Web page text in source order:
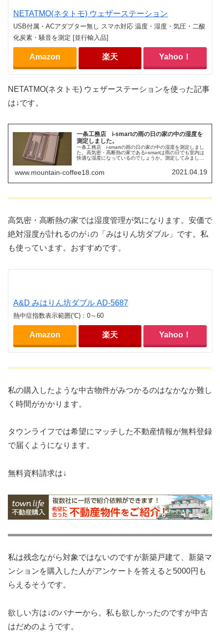
NETATMO(ネタトモ) ウェザーステーション
USB付属・ACアダプター無し スマホ対応 温度・湿度・気圧・二酸
化炭素・騒音を測定 [並行輸入品]
Amazon 楽天 Yahoo！
NETATMO(ネタトモ) ウェザーステーションを使った記事
は↓です。
一条工務店 i-smartの雨の日の家の中の湿度を
測定しました。
一条工務店 i-smartの雨の日の家の中の湿度を測定しまし
た。高気密・高断熱の家であるi-smartは雨の日でも室内は
快適な湿度になっているのでしょうか。測定してみまし
www.mountain-coffee18.com 2021.04.19
高気密・高断熱の家では湿度管理が気になります。安価で
絶対湿度が計れるのが↓の「みはりん坊ダブル」です。私
も使っています。おすすめです。
A&D みはりん坊ダブル AD-5687
熱中症指数表示範囲(℃)：0～60
Amazon 楽天 Yahoo！
私の購入したような中古物件がみつかるのはなかなか難し
く時間がかかります。
タウンライフでは希望にマッチした不動産情報が無料登録
で届くようになります。
無料資料請求は↓
私は残念ながら対象ではないのですが新築戸建て、新築マ
ンションを購入した人がアンケートを答えると5000円も
らえるそうです。
欲しい方は↓のバナーから。私も欲しかったのですが中古
はだめのようです。